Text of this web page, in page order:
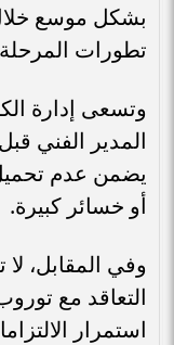
بشكل موسع
تطورات المرحلة
وتسعى إدارة
المدير الفني
يضمن عدم تحميل
أو خسائر كبيرة.
وفي المقابل،
التعاقد مع
استمرار